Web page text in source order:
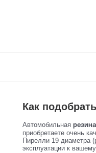
Как
Автомобильная
приобретаете очень
Пирелли 19 диаметра
эксплуатации к